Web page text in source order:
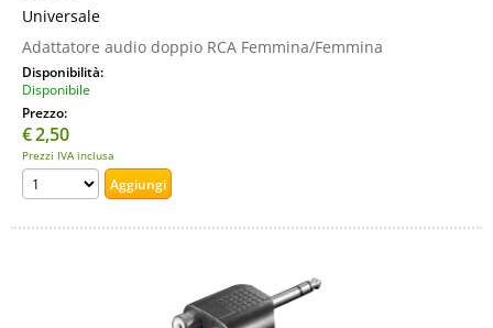
Universale
Adattatore audio doppio RCA Femmina/Femmina
Disponibilità:
Disponibile
Prezzo:
€2,50
Prezzi IVA inclusa